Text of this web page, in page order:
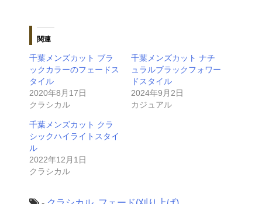
関連
千葉メンズカット ブラ
ックカラーのフェードス
タイル
2020年8月17日
クラシカル
千葉メンズカット ナチ
ュラルブラックフォワー
ドスタイル
2024年9月2日
カジュアル
千葉メンズカット クラ
シックハイライトスタイ
ル
2022年12月1日
クラシカル